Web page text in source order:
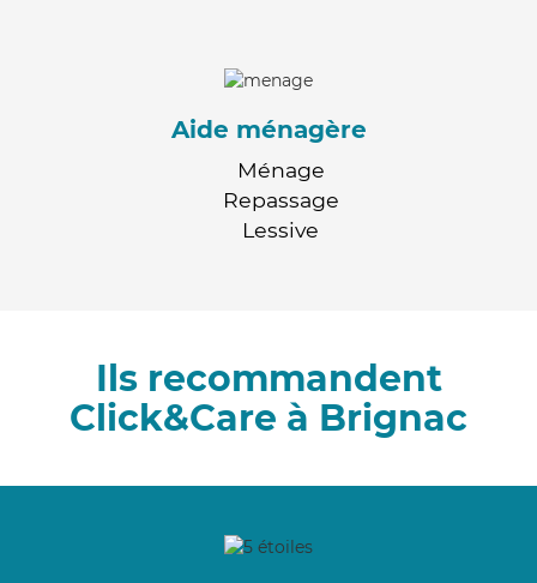
Aide ménagère
Ménage
Repassage
Lessive
Ils recommandent
Click&Care à Brignac